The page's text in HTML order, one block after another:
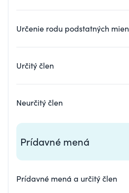
Určenie rodu podstatných mien
Určitý člen
Neurčitý člen
Prídavné mená
Prídavné mená a určitý člen